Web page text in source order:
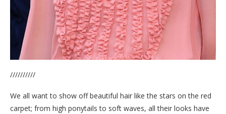
//////////
We all want to show off beautiful hair like the stars on the red
carpet; from high ponytails to soft waves, all their looks have